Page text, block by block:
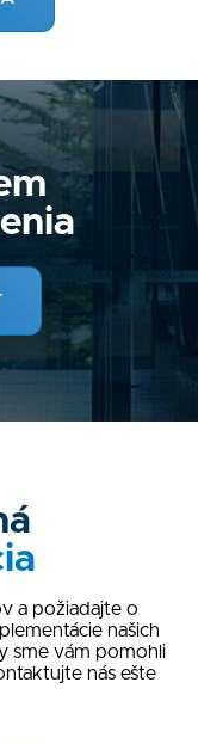
a požiadajte o
našich
sme vám pomohli
nás ešte